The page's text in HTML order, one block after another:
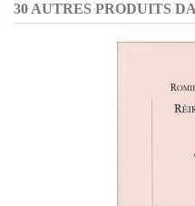
30 AUTRES PRODUITS